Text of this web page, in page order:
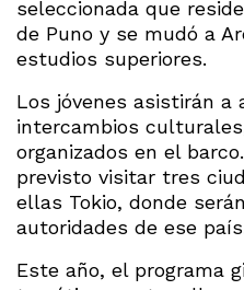
seleccionada que
de Puno y se mudó a
estudios superiores.
Los jóvenes asistirán a
intercambios
organizados en el
previsto visitar tres
ellas Tokio, donde
autoridades de ese
Este año, el programa